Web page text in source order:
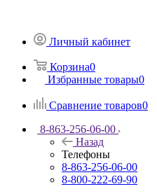
Личный кабинет
Корзина0
Избранные товары0
Сравнение товаров0
8-863-256-06-00
Назад
Телефоны
8-863-256-06-00
8-800-222-69-90